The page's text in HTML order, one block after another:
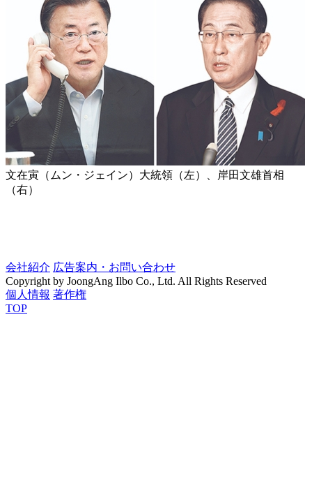
文在寅（ムン・ジェイン）大統領（左）、岸田文雄首相
（右）
会社紹介 広告案内・お問い合わせ
Copyright by JoongAng Ilbo Co., Ltd. All Rights Reserved
個人情報 著作権
TOP